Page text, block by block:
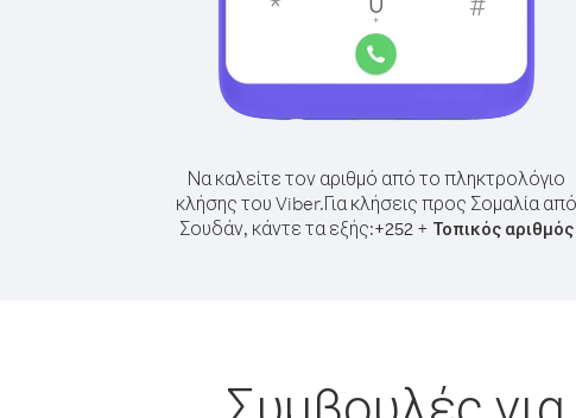
Να καλείτε τον αριθμό από το πληκτρολόγιο
κλήσης του Viber.Για κλήσεις προς Σομαλία από
Σουδάν, κάντε τα εξής:+252 + Τοπικός αριθμός